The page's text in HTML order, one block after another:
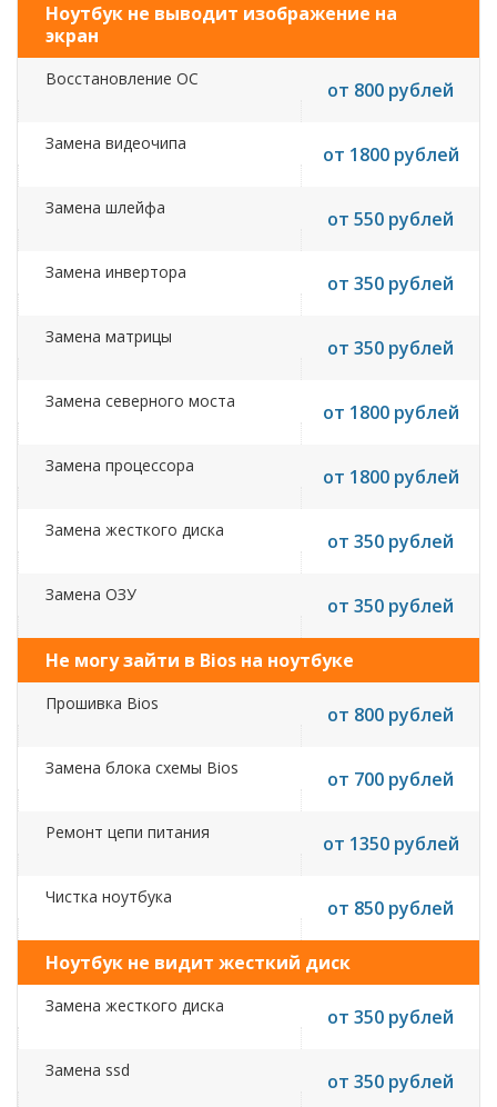
Ноутбук не выводит изображение на
экран
Восстановление ОС от 800 рублей
Замена видеочипа от 1800 рублей
Замена шлейфа от 550 рублей
Замена инвертора от 350 рублей
Замена матрицы от 350 рублей
Замена северного моста от 1800 рублей
Замена процессора от 1800 рублей
Замена жесткого диска от 350 рублей
Замена ОЗУ от 350 рублей
Не могу зайти в Bios на ноутбуке
Прошивка Bios от 800 рублей
Замена блока схемы Bios от 700 рублей
Ремонт цепи питания от 1350 рублей
Чистка ноутбука от 850 рублей
Ноутбук не видит жесткий диск
Замена жесткого диска от 350 рублей
Замена ssd от 350 рублей